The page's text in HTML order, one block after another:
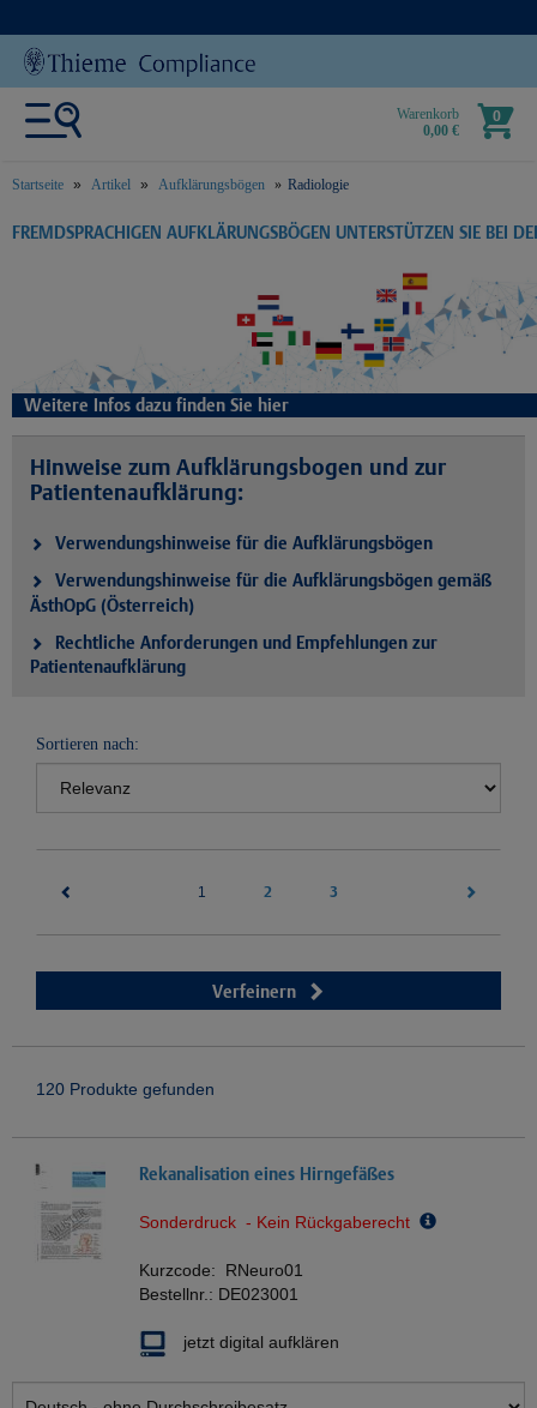
Warenkorb
0,00 €
0
Startseite Artikel Aufklärungsbögen Radiologie
text.skipToContent
text.skipToNavigation
FREMDSPRACHIGEN AUFKLÄRUNGSBÖGEN UNTERSTÜTZEN SIE BEI
Weitere Infos dazu finden Sie hier
Hinweise zum Aufklärungsbogen und zur
Patientenaufklärung:
Verwendungshinweise für die Aufklärungsbögen
Verwendungshinweise für die Aufklärungsbögen gemäß
ÄsthOpG (Österreich)
Rechtliche Anforderungen und Empfehlungen zur
Patientenaufklärung
Sortieren nach:
1 2 3
Verfeinern
120 Produkte gefunden
Rekanalisation eines Hirngefäßes
Sonderdruck - Kein Rückgaberecht
Kurzcode: RNeuro01
Bestellnr.: DE023001
jetzt digital aufklären